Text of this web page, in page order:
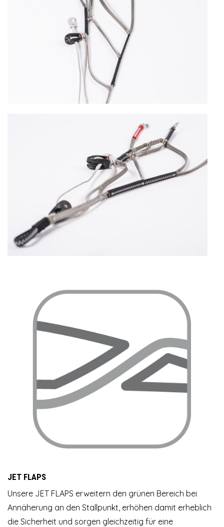
JET FLAPS
Unsere JET FLAPS erweitern den grünen Bereich bei
Annäherung an den Stallpunkt, erhöhen damit erheblich
die Sicherheit und sorgen gleichzeitig für eine